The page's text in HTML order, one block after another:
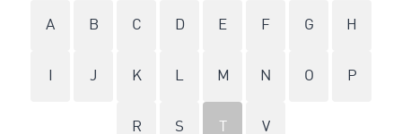
A B C D E F G H
J K L M N O P
R S V